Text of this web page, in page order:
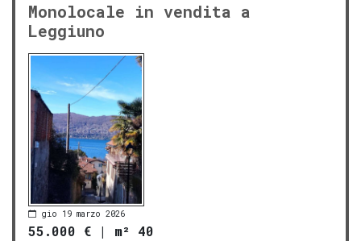
Monolocale in vendita a
Leggiuno
gio 19 marzo 2026
55.000 € | m² 40